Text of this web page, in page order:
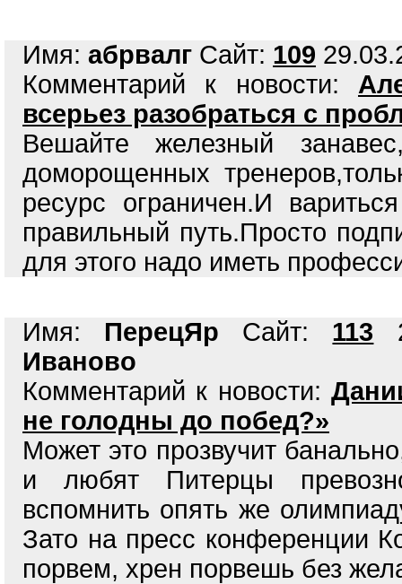
Имя: абрвалг Сайт: 109
Комментарий к новости:
всерьез разобраться с
Вешайте железный
доморощенных
ресурс ограничен.И
правильный путь.Просто
для этого надо иметь
Имя: ПерецЯр Сайт: 113
Иваново
Комментарий к новости:
не голодны до побед?»
Может это прозвучит
и любят Питерцы
вспомнить опять же
Зато на пресс конференции
порвем, хрен порвешь без